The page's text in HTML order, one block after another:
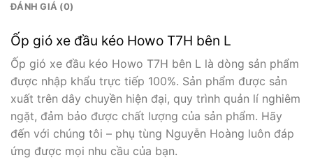
ĐÁNH GIÁ (0)
Ốp gió xe đầu kéo Howo T7H bên L
Ốp gió xe đầu kéo Howo T7H bên L là dòng sản phẩm
được nhập khẩu trực tiếp 100%. Sản phẩm được sản
xuất trên dây chuyền hiện đại, quy trình quản lí nghiêm
ngặt, đảm bảo được chất lượng của sản phẩm. Hãy
đến với chúng tôi – phụ tùng Nguyễn Hoàng luôn đáp
ứng được mọi nhu cầu của bạn.